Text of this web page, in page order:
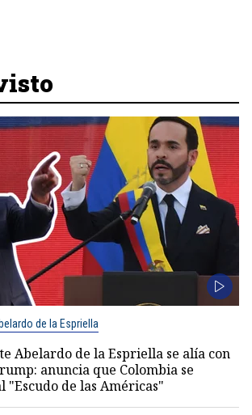
de la Espriella
Abelardo de la Espriella se alía con
anuncia que Colombia se
"Escudo de las Américas"